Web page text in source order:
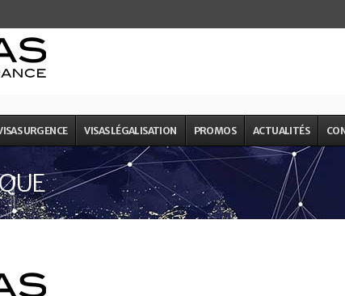
URGENCE VISAS LÉGALISATION PROMOS ACTUALITÉS